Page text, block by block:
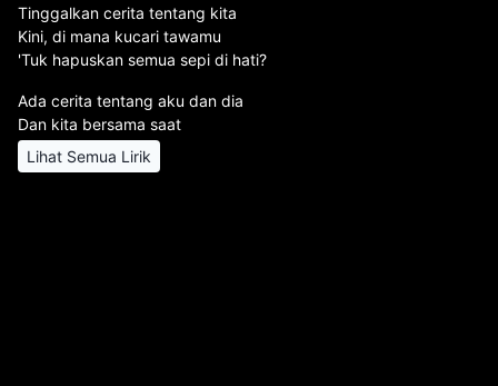
Tinggalkan cerita tentang kita
Kini, di mana kucari tawamu
'Tuk hapuskan semua sepi di hati?
Ada cerita tentang aku dan dia
Dan kita bersama saat
Lihat Semua Lirik